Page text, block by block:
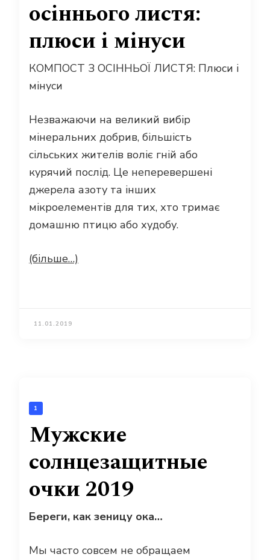
осіннього листя:
плюси і мінуси
КОМПОСТ З ОСІННЬОЇ ЛИСТЯ: Плюси і
мінуси
Незважаючи на великий вибір
мінеральних добрив, більшість
сільських жителів воліє гній або
курячий послід. Це неперевершені
джерела азоту та інших
мікроелементів для тих, хто тримає
домашню птицю або худобу.
(більше…)
11.01.2019
1
Мужские
солнцезащитные
очки 2019
Береги, как зеницу ока…
Мы часто совсем не обращаем